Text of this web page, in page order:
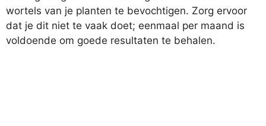
wortels van je planten te bevochtigen. Zorg ervoor
dat je dit niet te vaak doet; eenmaal per maand is
voldoende om goede resultaten te behalen.